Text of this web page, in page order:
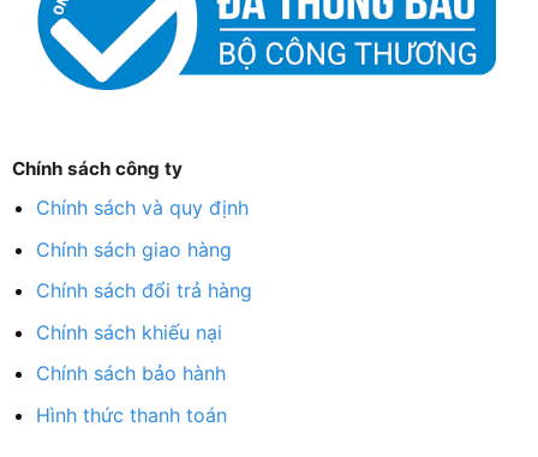
Chính sách công ty
Chính sách và quy định
Chính sách giao hàng
Chính sách đổi trả hàng
Chính sách khiếu nại
Chính sách bảo hành
Hình thức thanh toán